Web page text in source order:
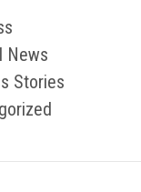
News
Stories